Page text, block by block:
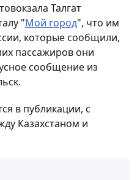
Талгат
"Мой город", что им
которые сообщили,
пассажиров они
сообщение из
в публикации, с
Казахстаном и